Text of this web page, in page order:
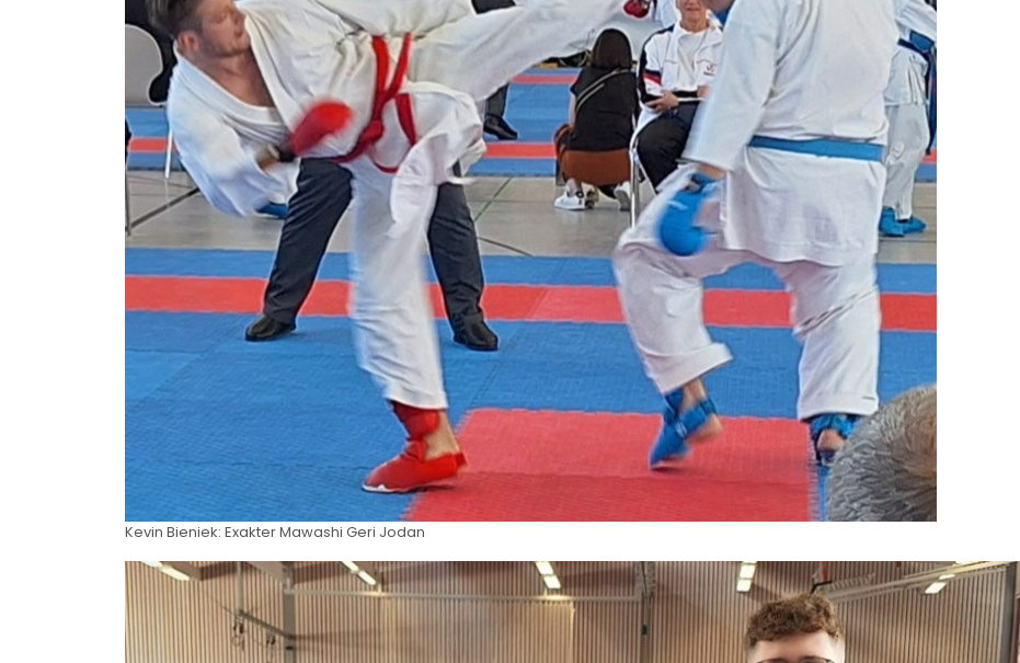
Kevin Bieniek: Exakter Mawashi Geri Jodan